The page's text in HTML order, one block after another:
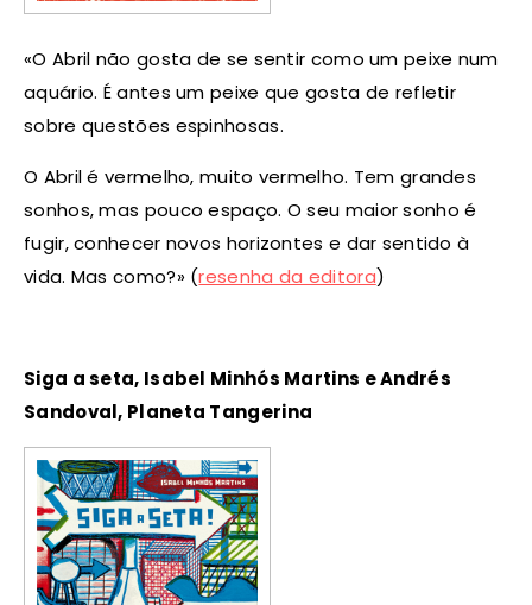
«O Abril não gosta de se sentir como um peixe num
aquário. É antes um peixe que gosta de refletir
sobre questões espinhosas.
O Abril é vermelho, muito vermelho. Tem grandes
sonhos, mas pouco espaço. O seu maior sonho é
fugir, conhecer novos horizontes e dar sentido à
vida. Mas como?» (resenha da editora)
Siga a seta, Isabel Minhós Martins e Andrés
Sandoval, Planeta Tangerina